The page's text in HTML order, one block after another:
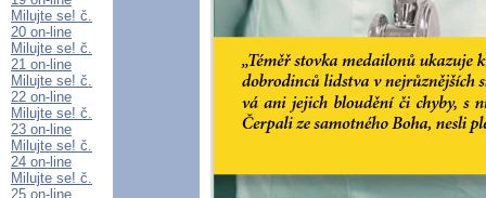
Milujte se! č.
20 on-line
Milujte se! č.
21 on-line
Milujte se! č.
22 on-line
Milujte se! č.
23 on-line
Milujte se! č.
24 on-line
Milujte se! č.
25 on-line